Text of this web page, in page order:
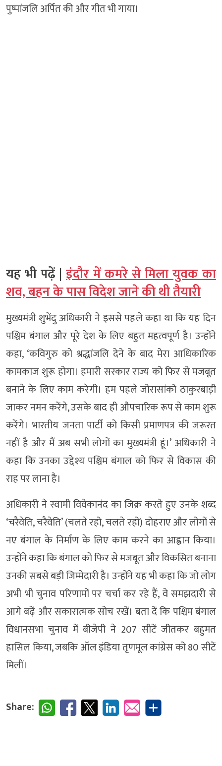
पुष्पांजलि अर्पित की और गीत भी गाया।
यह भी पढ़ें |इंदौर में कमरे से मिला युवक का
शव, बहन के पास विदेश जाने की थी तैयारी
मुख्यमंत्री शुभेंदु अधिकारी ने इससे पहले कहा था कि यह दिन
पश्चिम बंगाल और पूरे देश के लिए बहुत महत्वपूर्ण है। उन्होंने
कहा, ‘कविगुरु को श्रद्धांजलि देने के बाद मेरा आधिकारिक
कामकाज शुरू होगा। हमारी सरकार राज्य को फिर से मजबूत
बनाने के लिए काम करेगी। हम पहले जोरासांको ठाकुरबाड़ी
जाकर नमन करेंगे, उसके बाद ही औपचारिक रूप से काम शुरू
करेंगे। भारतीय जनता पार्टी को किसी प्रमाणपत्र की जरूरत
नहीं है और मैं अब सभी लोगों का मुख्यमंत्री हूं।’ अधिकारी ने
कहा कि उनका उद्देश्य पश्चिम बंगाल को फिर से विकास की
राह पर लाना है।
अधिकारी ने स्वामी विवेकानंद का जिक्र करते हुए उनके शब्द
‘चरैवेति, चरैवेति’ (चलते रहो, चलते रहो) दोहराए और लोगों से
नए बंगाल के निर्माण के लिए काम करने का आह्वान किया।
उन्होंने कहा कि बंगाल को फिर से मजबूत और विकसित बनाना
उनकी सबसे बड़ी जिम्मेदारी है। उन्होंने यह भी कहा कि जो लोग
अभी भी चुनाव परिणामों पर चर्चा कर रहे हैं, वे समझदारी से
आगे बढ़ें और सकारात्मक सोच रखें। बता दें कि पश्चिम बंगाल
विधानसभा चुनाव में बीजेपी ने 207 सीटें जीतकर बहुमत
हासिल किया, जबकि ऑल इंडिया तृणमूल कांग्रेस को 80 सीटें
मिलीं।
Share: